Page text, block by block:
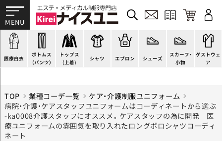
医療白衣
ドクタージャケット
医療用ジャケット
ケーシージャケット
ボトムス
（パンツ）
スクラブパンツ
スカート
キュロット
トップス
(上着)
ワンピース
スーツジャケット
カーディガン
シャツ
ブラウス
ポロシャツ
Tシャツ
エプロン
腰下エプロン
ラップエプロン
エプロンドレス
シューズ
サンダル
ナースシューズ
パンプス
スカーフ・
小物
すべて
スカーフ・リボン
バッグ
ゲストウェ
ア
施術衣
マタニティユニフォーム
衛生アイテム
TOP 業種コーデ一覧
ケア・介護制服ユニフォーム
病院・介護・ケアスタッフユニフォームはコーディネートから選ぶ
-ka0008介護スタッフにオススメ。ケアスタッフの為に開発 医
療ユニフォームの雰囲気を取り入れたロングポロシャツコーディ
ネート